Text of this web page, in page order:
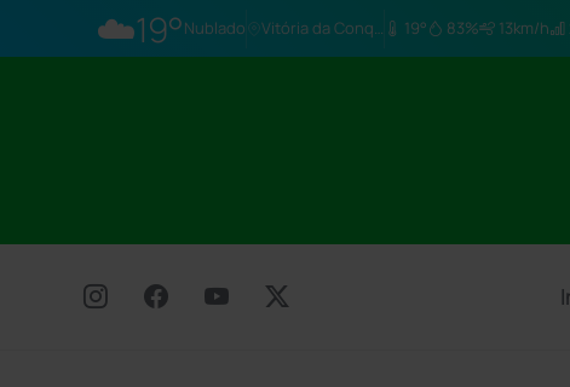
☁️19°Nublado Vitória da Conq… 19° 83% 13km/h